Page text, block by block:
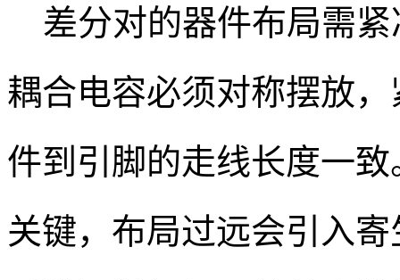
差分对的器件布局需紧
耦合电容必须对称摆放
件到引脚的走线长度一
关键，布局过远会引入